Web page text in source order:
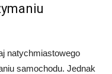
natychmiastowego
samochodu. Jednak